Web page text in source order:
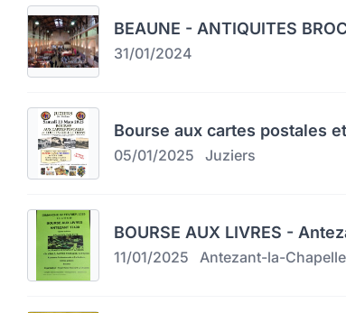
BEAUNE - ANTIQUITES
31/01/2024
Bourse aux cartes postales
05/01/2025 Juziers
BOURSE AUX LIVRES -
11/01/2025 Antezant-la-Chapelle